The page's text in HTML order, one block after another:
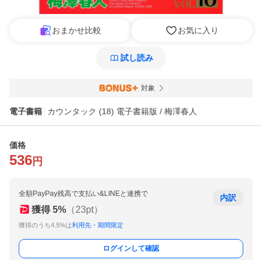
おまかせ比較 お気に入り
試し読み
対象
電子書籍 カウンタック (18) 電子書籍版 / 梅澤春人
価格
536 円
全額PayPay残高で支払い&LINEと連携で
獲得 5% （23pt）
獲得のうち4.5%は利用先・期間限定
内訳
ログインして確認